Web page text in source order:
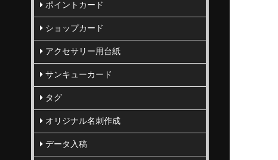
ポイントカード
ショップカード
アクセサリー用台紙
サンキューカード
タグ
オリジナル名刺作成
データ入稿